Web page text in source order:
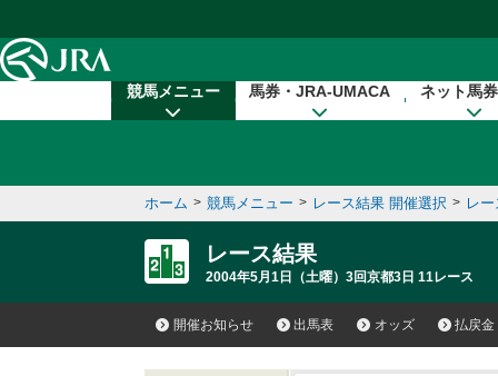
競馬メニュー 馬券・JRA-UMACA ネット馬
ホーム > 競馬メニュー > レース結果 開催選択 > レ
レース結果
2004年5月1日（土曜）3回京都3日 11レース
開催お知らせ 出馬表 オッズ 払戻金